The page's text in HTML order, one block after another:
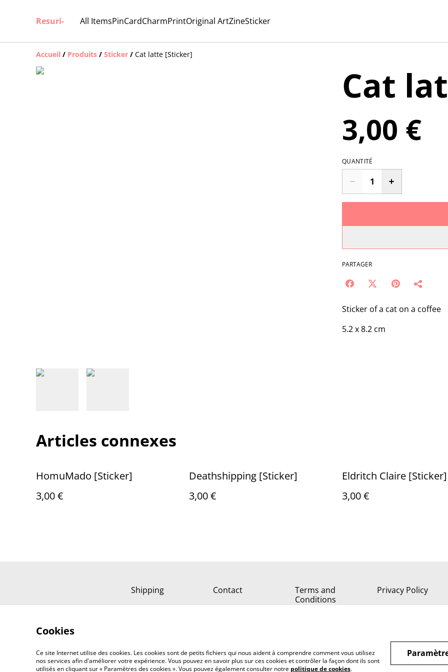
Resuri- All ItemsPinCardCharmPrintOriginal ArtZineSticker
Accueil / Produits / Sticker / Cat latte [Sticker]
Cat
3,00 €
QUANTITÉ
PARTAGER
Sticker of a cat on a coffee
5.2 x 8.2 cm
Articles connexes
HomuMado [Sticker]
3,00 €
Deathshipping [Sticker]
3,00 €
Eldritch Claire [Sticker]
3,00 €
Shipping Contact
Terms and
Conditions
Privacy Policy
Cookies
Ce site Internet utilise des cookies. Les cookies sont de petits fichiers qui nous aident à comprendre comment vous utilisez
nos services afin d'améliorer votre expérience. Vous pouvez en savoir plus sur ces cookies et contrôler la façon dont ils sont
utilisés en cliquant sur « Paramètres des cookies ». Vous pouvez également consulter notre politique de cookies.